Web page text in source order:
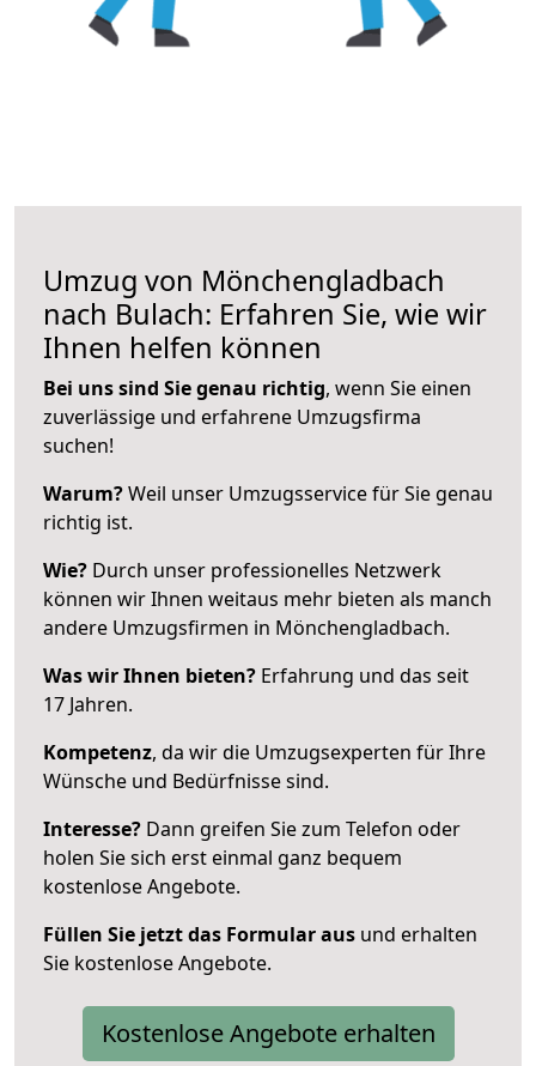
Umzug von Mönchengladbach
nach Bulach: Erfahren Sie, wie wir
Ihnen helfen können
Bei uns sind Sie genau richtig, wenn Sie einen
zuverlässige und erfahrene Umzugsfirma
suchen!
Warum?Weil unser Umzugsservice für Sie genau
richtig ist.
Wie? Durch unser professionelles Netzwerk
können wir Ihnen weitaus mehr bieten als manch
andere Umzugsfirmen in Mönchengladbach.
Was wir Ihnen bieten? Erfahrung und das seit
17 Jahren.
Kompetenz, da wir die Umzugsexperten für Ihre
Wünsche und Bedürfnisse sind.
Interesse? Dann greifen Sie zum Telefon oder
holen Sie sich erst einmal ganz bequem
kostenlose Angebote.
Füllen Sie jetzt das Formular aus und erhalten
Sie kostenlose Angebote.
Kostenlose Angebote erhalten